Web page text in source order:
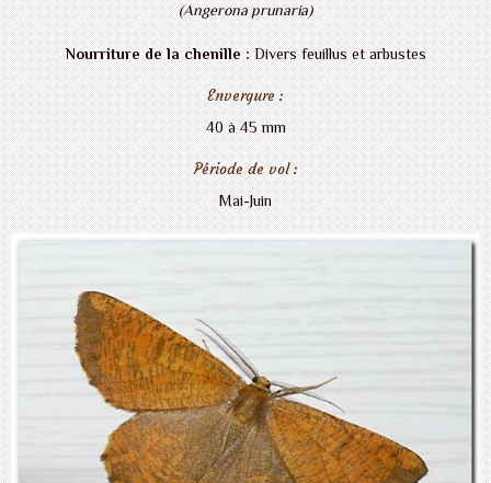
(Angerona prunaria)
Nourriture de la chenille :Divers feuillus et arbustes
Envergure :
40 à 45 mm
Période de vol :
Mai-Juin